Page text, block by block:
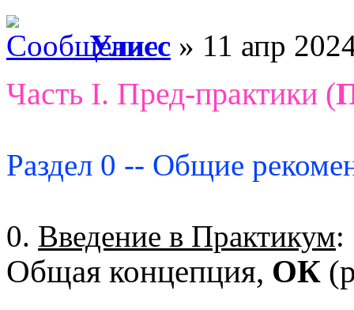
Улисс » 11 апр
Часть I. Пред-практики (
Раздел 0 -- Общие
0. Введение в Практикум:
Общая концепция, ОК